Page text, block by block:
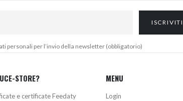
personali per l’invio della newsletter (obbligatorio)
STORE?
e certificate Feedaty
MENU
Login